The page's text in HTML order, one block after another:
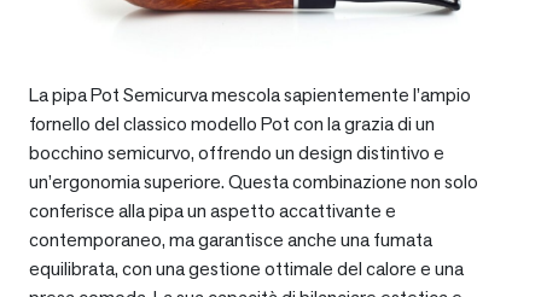
La pipa Pot Semicurva mescola sapientemente l’ampio
fornello del classico modello Pot con la grazia di un
bocchino semicurvo, offrendo un design distintivo e
un’ergonomia superiore. Questa combinazione non solo
conferisce alla pipa un aspetto accattivante e
contemporaneo, ma garantisce anche una fumata
equilibrata, con una gestione ottimale del calore e una